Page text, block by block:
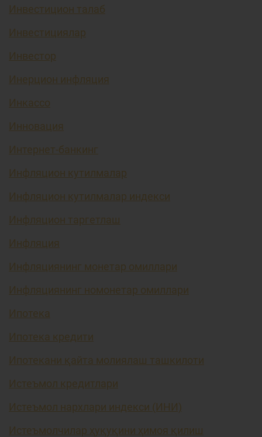
Инвестицион талаб
Инвестициялар
Инвестор
Инерцион инфляция
Инкассо
Инновация
Интернет-банкинг
Инфляцион кутилмалар
Инфляцион кутилмалар индекси
Инфляцион таргетлаш
Инфляция
Инфляциянинг монетар омиллари
Инфляциянинг номонетар омиллари
Ипотека
Ипотека кредити
Ипотекани қайта молиялаш ташкилоти
Истеъмол кредитлари
Истеъмол нархлари индекси (ИНИ)
Истеъмолчилар ҳуқуқини ҳимоя қилиш